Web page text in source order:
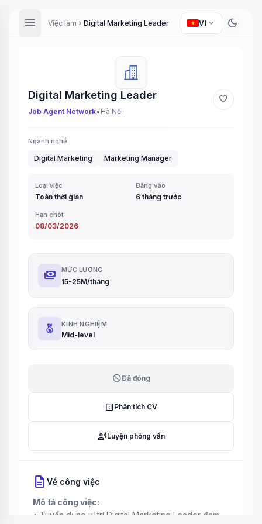
menu Việc làm chevron_right Digital Marketing Leader VI expand_more dark_mode
Digital Marketing Leader
Job Agent Network• Hà Nội
favorite
Ngành nghề
Digital Marketing Marketing Manager
Loại việc
Toàn thời gian
Đăng vào
6 tháng trước
Hạn chót
08/03/2026
payments MỨC LƯƠNG
15-25M/tháng
KINH NGHIỆM
Mid-level
blockĐã đóng
analytics Phân tích CV
record_voice_overLuyện phỏng vấn
description Về công việc
Mô tả công việc:
• Tuyển dụng vị trí Digital Marketing Leader đam